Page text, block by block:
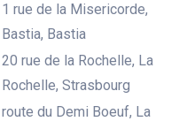
1 rue de la Misericorde,
Bastia, Bastia
20 rue de la Rochelle, La
Rochelle, Strasbourg
route du Demi Boeuf, La